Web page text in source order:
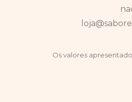
Os valores